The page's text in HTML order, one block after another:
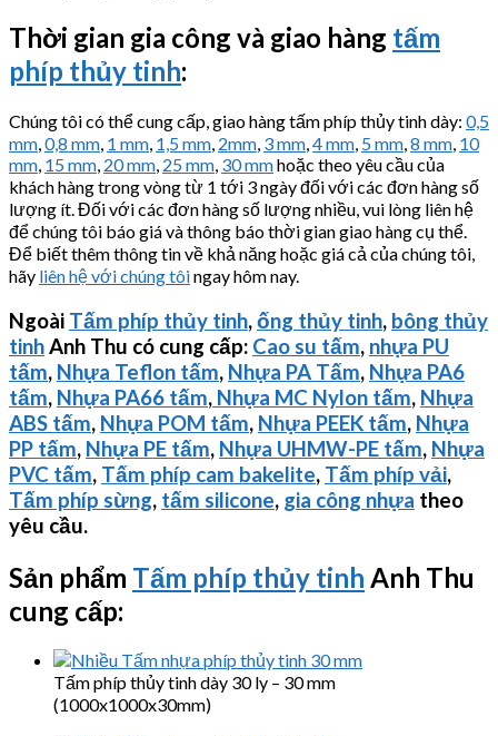
Thời gian gia công và giao hàng tấm
phíp thủy tinh:
Chúng tôi có thể cung cấp, giao hàng tấm phíp thủy tinh dày: 0,5
mm,0,8 mm, 1 mm, 1,5 mm, 2mm, 3 mm,4 mm, 5 mm,8 mm, 10
mm, 15 mm, 20 mm, 25 mm, 30 mmhoặc theo yêu cầu của
khách hàng trong vòng từ 1 tới 3 ngày đối với các đơn hàng số
lượng ít. Đối với các đơn hàng số lượng nhiều, vui lòng liên hệ
để chúng tôi báo giá và thông báo thời gian giao hàng cụ thể.
Để biết thêm thông tin về khả năng hoặc giá cả của chúng tôi,
hãy liên hệ với chúng tôingay hôm nay.
Ngoài Tấm phíp thủy tinh,ống thủy tinh, bông thủy
tinhAnh Thu có cung cấp: Cao su tấm, nhựa PU
tấm, Nhựa Teflon tấm, Nhựa PA Tấm, Nhựa PA6
tấm, Nhựa PA66 tấm, Nhựa MC Nylon tấm, Nhựa
ABS tấm, Nhựa POM tấm, Nhựa PEEK tấm, Nhựa
PP tấm, Nhựa PE tấm, Nhựa UHMW-PE tấm, Nhựa
PVC tấm, Tấm phíp cam bakelite, Tấm phíp vải,
Tấm phíp sừng, tấm silicone, gia công nhựa theo
yêu cầu.
Sản phẩm Tấm phíp thủy tinh Anh Thu
cung cấp:
Tấm phíp thủy tinh dày 30 ly – 30 mm
(1000x1000x30mm)